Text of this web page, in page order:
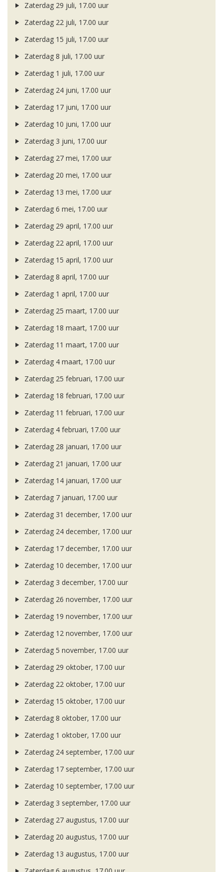
Zaterdag 29 juli, 17.00 uur
Zaterdag 22 juli, 17.00 uur
Zaterdag 15 juli, 17.00 uur
Zaterdag 8 juli, 17.00 uur
Zaterdag 1 juli, 17.00 uur
Zaterdag 24 juni, 17.00 uur
Zaterdag 17 juni, 17.00 uur
Zaterdag 10 juni, 17.00 uur
Zaterdag 3 juni, 17.00 uur
Zaterdag 27 mei, 17.00 uur
Zaterdag 20 mei, 17.00 uur
Zaterdag 13 mei, 17.00 uur
Zaterdag 6 mei, 17.00 uur
Zaterdag 29 april, 17.00 uur
Zaterdag 22 april, 17.00 uur
Zaterdag 15 april, 17.00 uur
Zaterdag 8 april, 17.00 uur
Zaterdag 1 april, 17.00 uur
Zaterdag 25 maart, 17.00 uur
Zaterdag 18 maart, 17.00 uur
Zaterdag 11 maart, 17.00 uur
Zaterdag 4 maart, 17.00 uur
Zaterdag 25 februari, 17.00 uur
Zaterdag 18 februari, 17.00 uur
Zaterdag 11 februari, 17.00 uur
Zaterdag 4 februari, 17.00 uur
Zaterdag 28 januari, 17.00 uur
Zaterdag 21 januari, 17.00 uur
Zaterdag 14 januari, 17.00 uur
Zaterdag 7 januari, 17.00 uur
Zaterdag 31 december, 17.00 uur
Zaterdag 24 december, 17.00 uur
Zaterdag 17 december, 17.00 uur
Zaterdag 10 december, 17.00 uur
Zaterdag 3 december, 17.00 uur
Zaterdag 26 november, 17.00 uur
Zaterdag 19 november, 17.00 uur
Zaterdag 12 november, 17.00 uur
Zaterdag 5 november, 17.00 uur
Zaterdag 29 oktober, 17.00 uur
Zaterdag 22 oktober, 17.00 uur
Zaterdag 15 oktober, 17.00 uur
Zaterdag 8 oktober, 17.00 uur
Zaterdag 1 oktober, 17.00 uur
Zaterdag 24 september, 17.00 uur
Zaterdag 17 september, 17.00 uur
Zaterdag 10 september, 17.00 uur
Zaterdag 3 september, 17.00 uur
Zaterdag 27 augustus, 17.00 uur
Zaterdag 20 augustus, 17.00 uur
Zaterdag 13 augustus, 17.00 uur